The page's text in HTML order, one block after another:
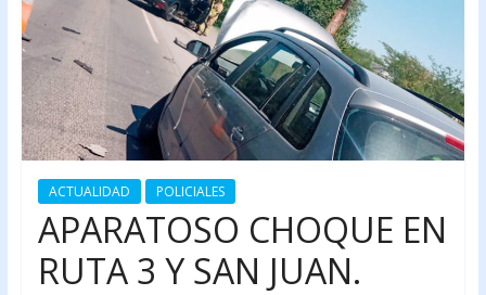
ACTUALIDAD POLICIALES
APARATOSO CHOQUE EN
RUTA 3 Y SAN JUAN.